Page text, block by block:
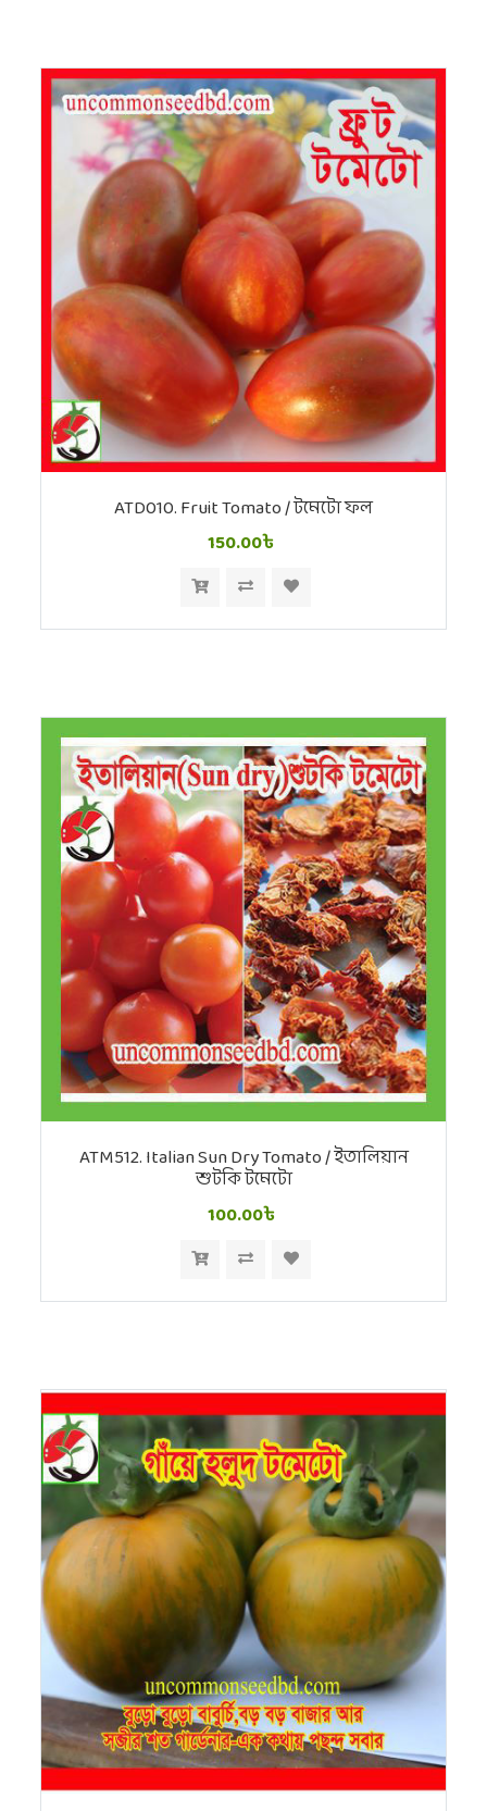
ATD010. Fruit Tomato / টমেটো ফল
150.00৳
ATM512. Italian Sun Dry Tomato / ইতালিয়ান
শুটকি টমেটো
100.00৳